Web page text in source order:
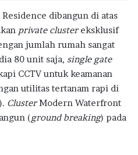
dibangun di atas
private clustereksklusif
jumlah rumah sangat
80 unit saja, single gate
CCTV untuk keamanan
utilitas tertanam rapi di
). ClusterModern Waterfront
(ground breaking) pada